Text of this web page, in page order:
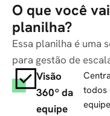
O que você
planilha?
Essa planilha é uma
para gestão de
Visão
360º da
equipe
todos